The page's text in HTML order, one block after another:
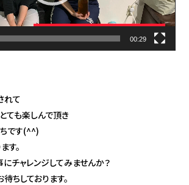
00:29
れて
ても楽しんで頂き
です(^^)
す。
チャレンジしてみませんか？
ちしております。